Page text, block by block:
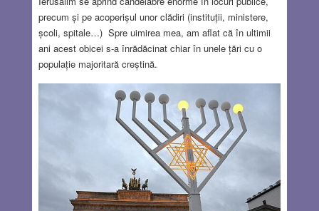
precum și pe acoperișul unor clădiri (instituții, ministere,
școli, spitale…) Spre uimirea mea, am aflat că în ultimii
ani acest obicei s-a înrădăcinat chiar în unele țări cu o
populație majoritară creștină.